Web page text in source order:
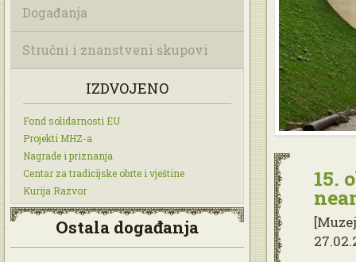
Događanja
Stručni i znanstveni skupovi
IZDVOJENO
Fond solidarnosti EU
Projekti MHZ-a
Nagrade i priznanja
Centar za tradicijske obrte i vještine
Kurija Razvor
Ostala događanja
15.